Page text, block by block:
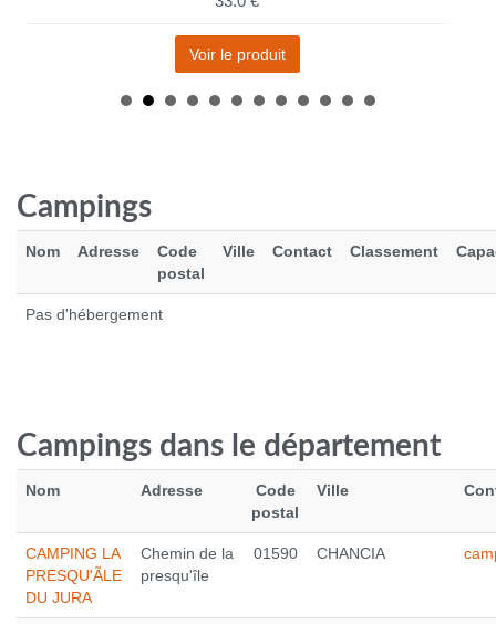
Voir le produit
Voir le produit
Campings
Nom Adresse
Code
postal
Ville Contact Classement
Pas d'hébergement
Campings dans le département
Nom Adresse
Code
postal
Ville
CAMPING LA
PRESQU'ÃLE
DU JURA
Chemin de la
presqu'île
01590 CHANCIA